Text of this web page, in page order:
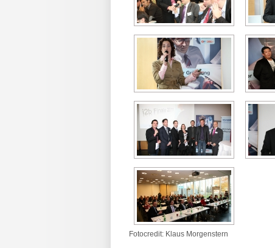
Fotocredit: Klaus Morgenstern